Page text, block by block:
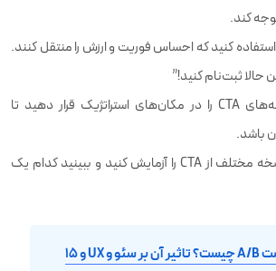
کند.
استفاده کنید که احساس فوریت و ارزش را منتقل کنند.
حالا ثبت‌نام کنید!”
دکمه‌های CTA را در مکان‌های استراتژیک قرار دهید تا
باشد.
دو نسخه مختلف از CTA را آزمایش کنید و ببینید کدام یک
تست A/B چیست؟ تاثیر آن بر سئو و UX و ۱۵